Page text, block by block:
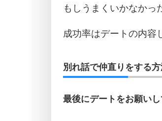
もしうまくいかなかっ
成功率はデートの内容
別れ話で仲直りをする方
最後にデートをお願い